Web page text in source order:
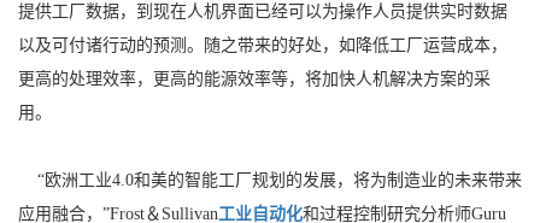
提供工厂数据，到现在人机界面已经可以为操作人员提供实时数据
以及可付诸行动的预测。随之带来的好处，如降低工厂运营成本，
更高的处理效率，更高的能源效率等，将加快人机解决方案的采
用。
“欧洲工业4.0和美的智能工厂规划的发展，将为制造业的未来带来
应用融合，”Frost＆Sullivan工业自动化和过程控制研究分析师Guru